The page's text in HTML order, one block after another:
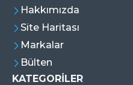
Hakkımızda
Site Haritası
Markalar
Bülten
KATEGORİLER